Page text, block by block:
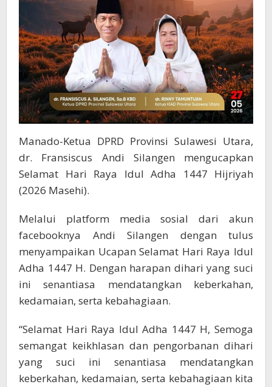
Manado-Ketua DPRD Provinsi Sulawesi Utara,
dr. Fransiscus Andi Silangen mengucapkan
Selamat Hari Raya Idul Adha 1447 Hijriyah
(2026 Masehi).
Melalui platform media sosial dari akun
facebooknya Andi Silangen dengan tulus
menyampaikan Ucapan Selamat Hari Raya Idul
Adha 1447 H. Dengan harapan dihari yang suci
ini senantiasa mendatangkan keberkahan,
kedamaian, serta kebahagiaan.
“Selamat Hari Raya Idul Adha 1447 H, Semoga
semangat keikhlasan dan pengorbanan dihari
yang suci ini senantiasa mendatangkan
keberkahan, kedamaian, serta kebahagiaan kita